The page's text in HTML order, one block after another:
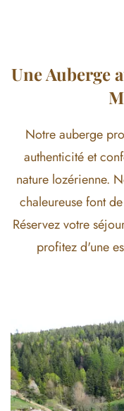
Une Auberge
Notre auberge
authenticité et
nature lozérienne.
chaleureuse font
Réservez votre
profitez d'une